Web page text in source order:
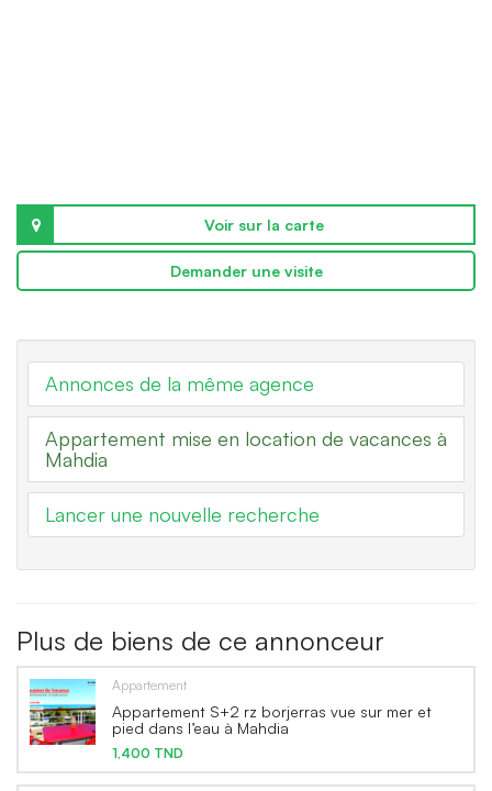
Voir sur la carte
Demander une visite
Annonces de la même agence
Appartement mise en location de vacances à
Mahdia
Lancer une nouvelle recherche
Plus de biens de ce annonceur
Appartement
Appartement S+2 rz borjerras vue sur mer et
pied dans l’eau à Mahdia
1,400 TND